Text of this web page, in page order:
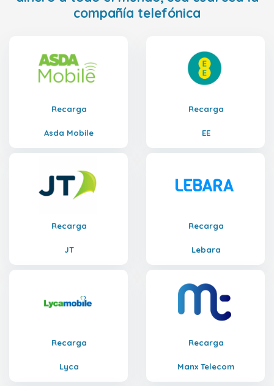
compañía telefónica
Recarga
Asda Mobile
Recarga
EE
Recarga
JT
Recarga
Lebara
Recarga
Lyca
Recarga
Manx Telecom